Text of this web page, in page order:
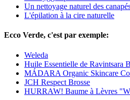
Un nettoyage naturel des
L'épilation à la cire naturelle
Ecco Verde, c'est par exemple:
Weleda
Huile Essentielle de Ravintsara
MÁDARA Organic Skincare
JCH Respect Brosse
HURRAW! Baume à Lèvres